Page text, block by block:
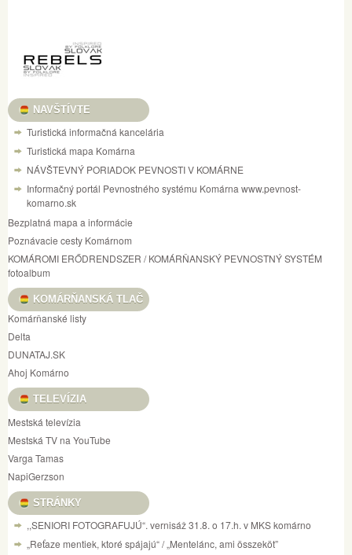
NAVŠTÍVTE
Turistická informačná kancelária
Turistická mapa Komárna
NÁVŠTEVNÝ PORIADOK PEVNOSTI V KOMÁRNE
Informačný portál Pevnostného systému Komárna www.pevnost-
komarno.sk
Bezplatná mapa a informácie
Poznávacie cesty Komárnom
KOMÁROMI ERŐDRENDSZER / KOMÁRŇANSKÝ PEVNOSTNÝ SYSTÉM
fotoalbum
KOMÁRŇANSKÁ TLAČ
Komárňanské listy
Delta
DUNATAJ.SK
Ahoj Komárno
TELEVÍZIA
Mestská televízia
Mestská TV na YouTube
Varga Tamas
NapiGerzson
STRÁNKY
,,SENIORI FOTOGRAFUJÚ“. vernisáž 31.8. o 17.h. v MKS komárno
„Reťaze mentiek, ktoré spájajú“ / „Mentelánc, ami összeköt”